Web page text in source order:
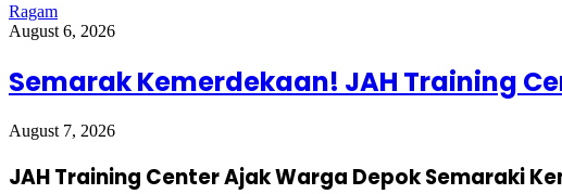
Ragam
August 6, 2026
Semarak Kemerdekaan! JAH Training
August 7, 2026
JAH Training Center Ajak Warga Depok Semaraki